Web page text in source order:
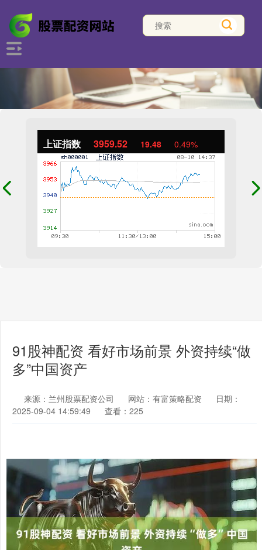
上证指数 3959.52 19.48 0.49%
91股神配资 看好市场前景 外资持续“做
多”中国资产
来源：兰州股票配资公司 网站：有富策略配资
日期：
2025-09-04 14:59:49
查看：225